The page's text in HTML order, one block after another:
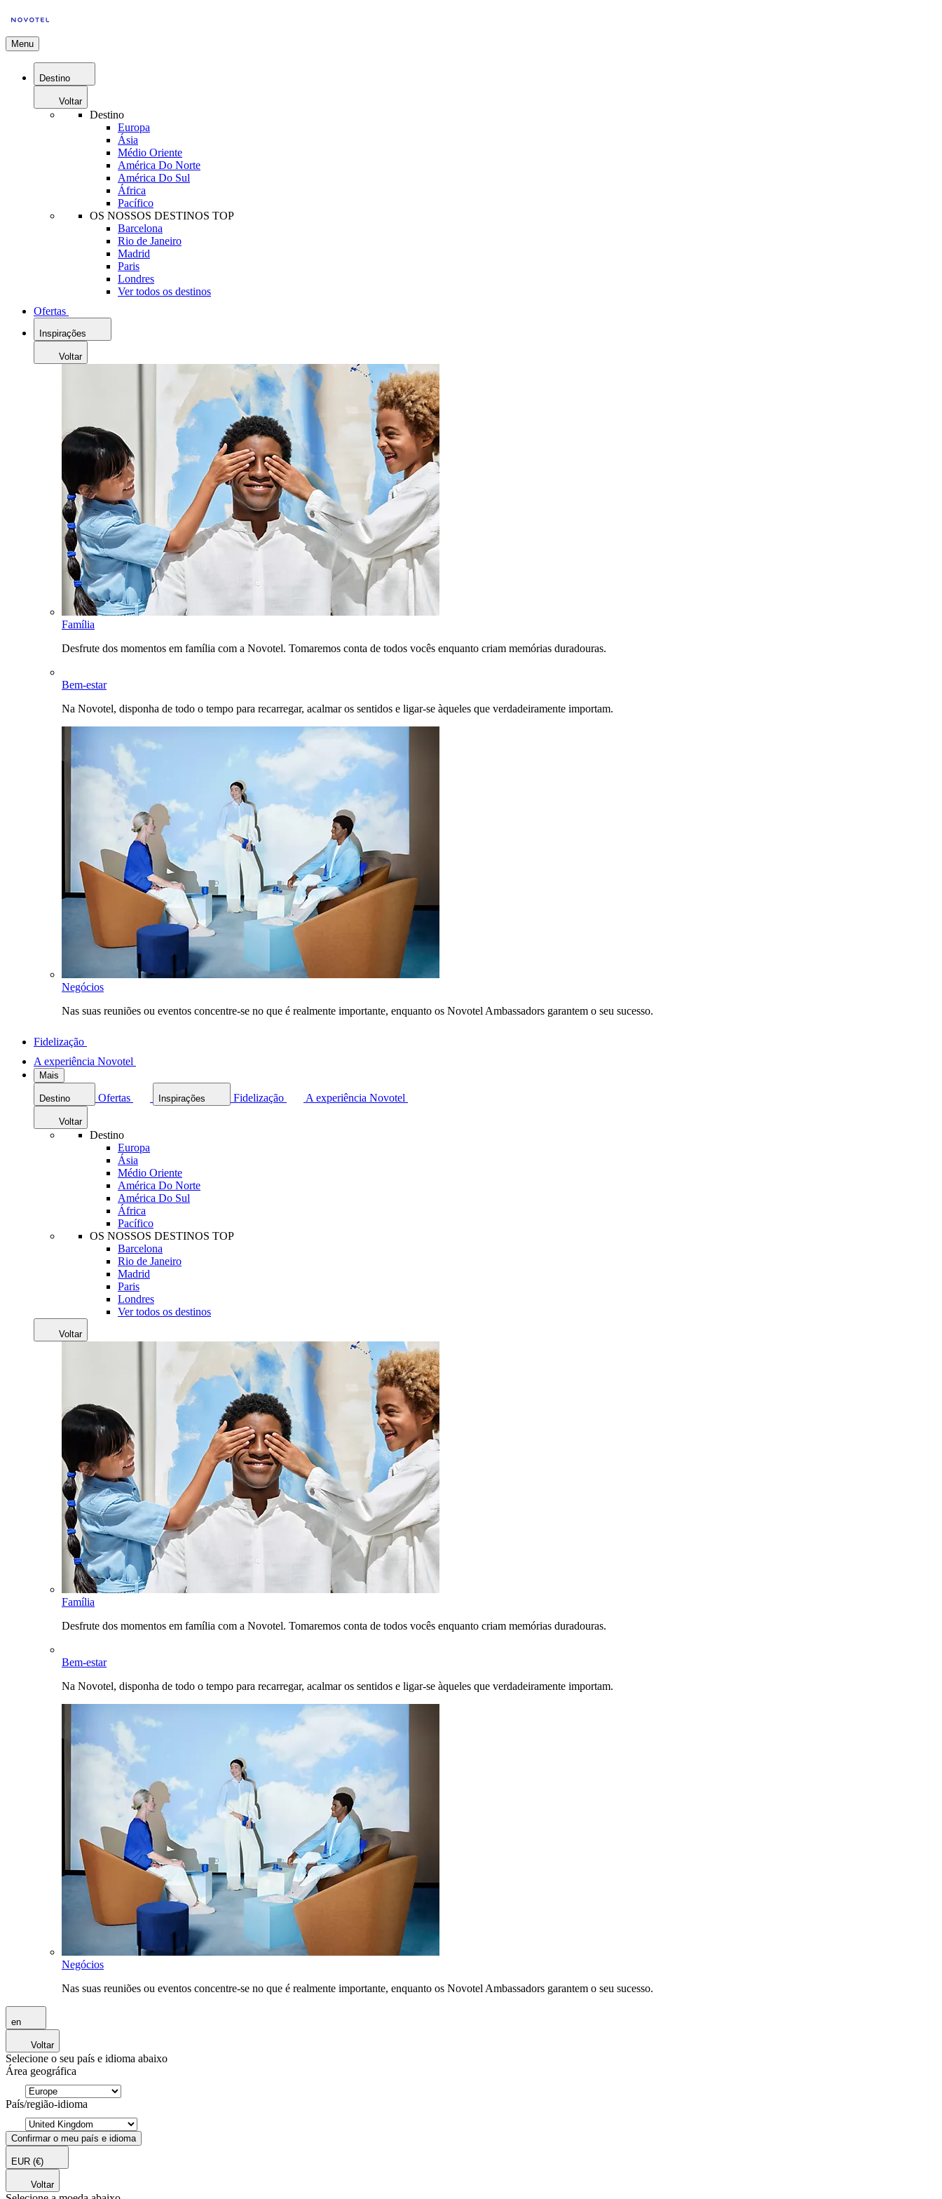
Menu
Destino
Voltar
Destino
Europa
Ásia
Médio Oriente
América Do Norte
América Do Sul
África
Pacífico
OS NOSSOS DESTINOS TOP
Barcelona
Rio de Janeiro
Madrid
Paris
Londres
Ver todos os destinos
Ofertas
Inspirações
Voltar
Família
Desfrute dos momentos em família com a Novotel. Tomaremos conta de todos vocês enquanto criam memórias duradouras.
Bem-estar
Na Novotel, disponha de todo o tempo para recarregar, acalmar os sentidos e ligar-se àqueles que verdadeiramente importam.
Negócios
Nas suas reuniões ou eventos concentre-se no que é realmente importante, enquanto os Novotel Ambassadors garantem o seu sucesso.
Fidelização
A experiência Novotel
Mais
Destino Ofertas Inspirações Fidelização A experiência Novotel
Voltar
Destino
Europa
Ásia
Médio Oriente
América Do Norte
América Do Sul
África
Pacífico
OS NOSSOS DESTINOS TOP
Barcelona
Rio de Janeiro
Madrid
Paris
Londres
Ver todos os destinos
Voltar
Família
Desfrute dos momentos em família com a Novotel. Tomaremos conta de todos vocês enquanto criam memórias duradouras.
Bem-estar
Na Novotel, disponha de todo o tempo para recarregar, acalmar os sentidos e ligar-se àqueles que verdadeiramente importam.
Negócios
Nas suas reuniões ou eventos concentre-se no que é realmente importante, enquanto os Novotel Ambassadors garantem o seu sucesso.
en
Voltar
Selecione o seu país e idioma abaixo
Área geográfica
País/região-idioma
Confirmar o meu país e idioma
EUR (€)
Voltar